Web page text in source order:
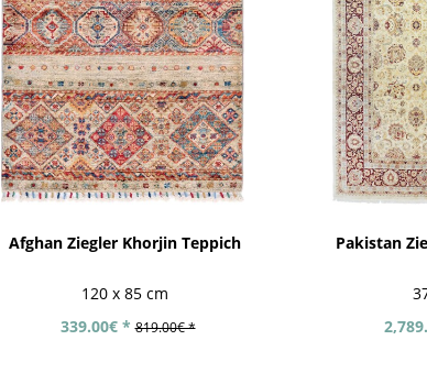
Afghan Ziegler Khorjin Teppich
120 x 85 cm
339.00€ * 819.00€ *
Pakistan